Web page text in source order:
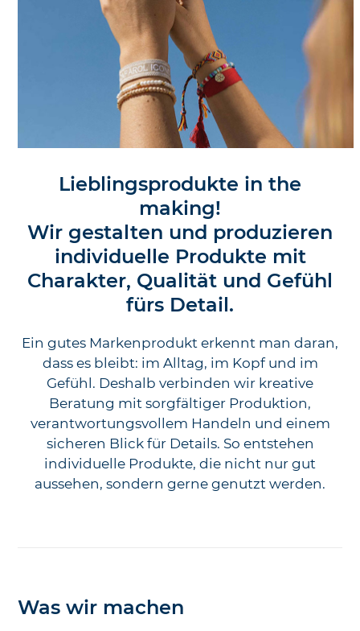
Lieblingsprodukte in the
making!
Wir gestalten und produzieren
individuelle Produkte mit
Charakter, Qualität und Gefühl
fürs Detail.
Ein gutes Markenprodukt erkennt man daran,
dass es bleibt: im Alltag, im Kopf und im
Gefühl. Deshalb verbinden wir kreative
Beratung mit sorgfältiger Produktion,
verantwortungsvollem Handeln und einem
sicheren Blick für Details. So entstehen
individuelle Produkte, die nicht nur gut
aussehen, sondern gerne genutzt werden.
Was wir machen